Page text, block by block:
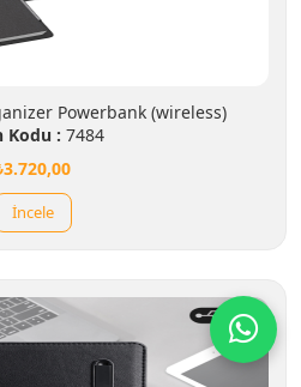
Powerbank (wireless)
Kodu : 7484
İncele